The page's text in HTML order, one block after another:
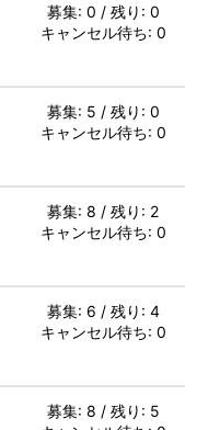
募集: 0 / 残り: 0
キャンセル待ち: 0
募集: 5 / 残り: 0
キャンセル待ち: 0
募集: 8 / 残り: 2
キャンセル待ち: 0
募集: 6 / 残り: 4
キャンセル待ち: 0
募集: 8 / 残り: 5